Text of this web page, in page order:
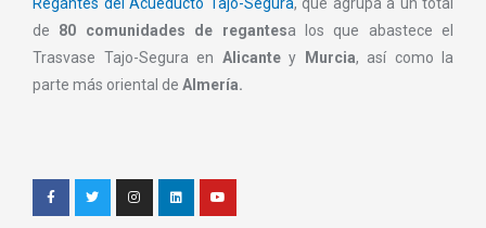
de 80 comunidades de regantesa los que abastece el
Trasvase Tajo-Segura en Alicante y Murcia, así como la
parte más oriental de Almería.